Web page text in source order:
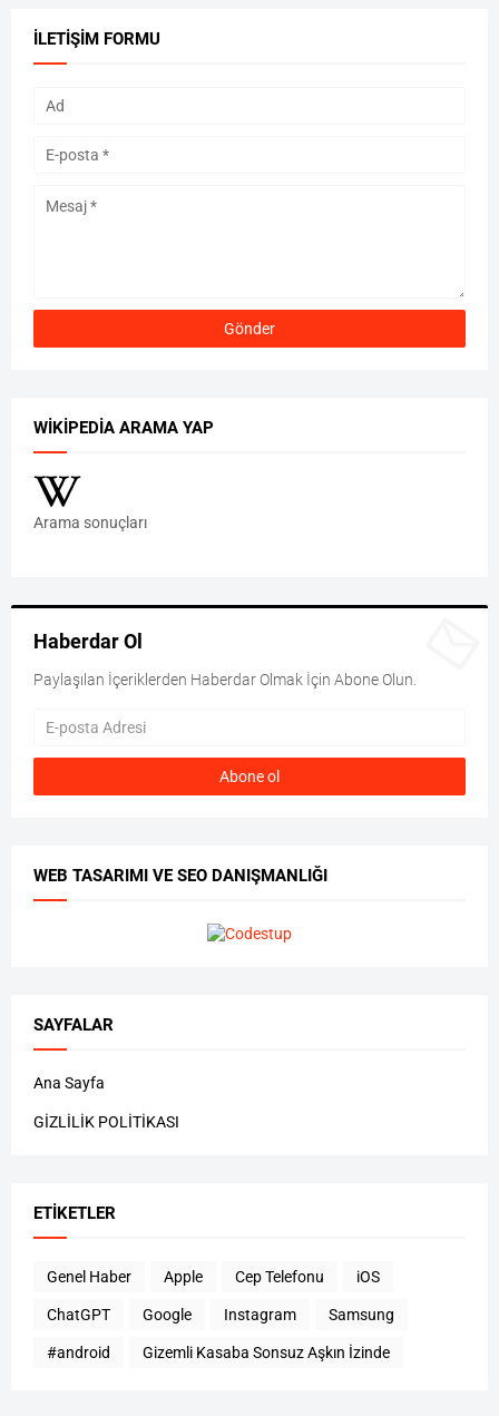
İLETIŞIM FORMU
WIKIPEDIA ARAMA YAP
Arama sonuçları
Haberdar Ol
Paylaşılan İçeriklerden Haberdar Olmak İçin Abone Olun.
WEB TASARIMI VE SEO DANIŞMANLIĞI
SAYFALAR
Ana Sayfa
GİZLİLİK POLİTİKASI
ETIKETLER
Genel Haber Apple Cep Telefonu iOS
ChatGPT Google Instagram Samsung
#android Gizemli Kasaba Sonsuz Aşkın İzinde